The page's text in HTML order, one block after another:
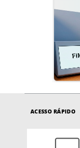
ACESSO RÁPIDO